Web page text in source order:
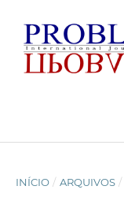
INÍCIO / ARQUIVOS /